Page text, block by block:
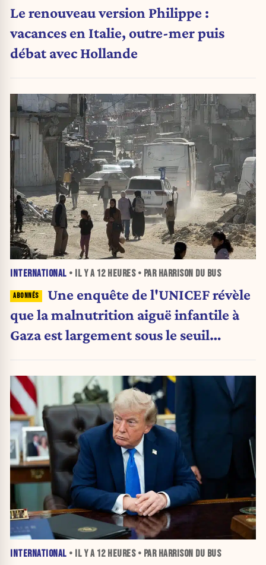
Le renouveau version Philippe :
vacances en Italie, outre-mer puis
débat avec Hollande
INTERNATIONAL • IL Y A 12 HEURES• PAR HARRISON DU BUS
Une enquête de l'UNICEF révèle
que la malnutrition aiguë infantile à
Gaza est largement sous le seuil
INTERNATIONAL • IL Y A 12 HEURES• PAR HARRISON DU BUS